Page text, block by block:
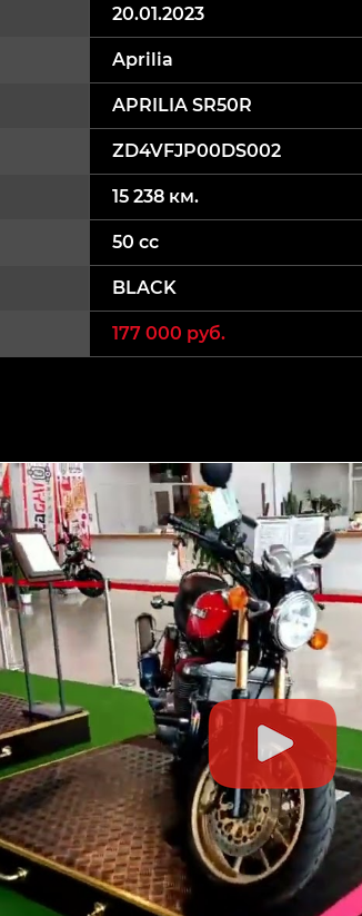
20.01.2023
Aprilia
APRILIA SR50R
ZD4VFJP00DS002
15 238 км.
50 cc
BLACK
177 000 руб.